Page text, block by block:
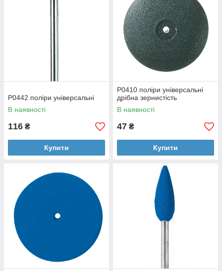
P0442 поліри універсальні
В наявності
116 ₴
Купити
P0410 поліри універсальні
дрібна зернистість
В наявності
47 ₴
Купити